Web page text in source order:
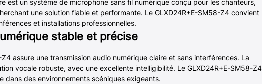
est un système de microphone sans fil numérique conçu pour les chanteurs,
une solution fiable et performante. Le GLXD24R+E-SM58-Z4 convient
et installations professionnelles.
stable et précise
assure une transmission audio numérique claire et sans interférences. La
vocale robuste, avec une excellente intelligibilité. Le GLXD24R+E-SM58-Z4
dans des environnements scéniques exigeants.